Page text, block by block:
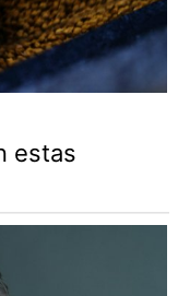
estas